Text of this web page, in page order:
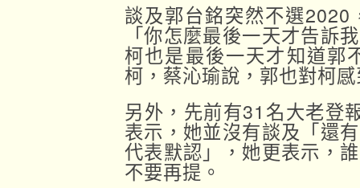
談及郭台銘突然不選
「你怎麼最後一天才告訴
柯也是最後一天才知道郭
柯，蔡沁瑜說，郭也對柯
另外，先前有31名大老登
表示，她並沒有談及「還
代表默認」，她更表示，
不要再提。